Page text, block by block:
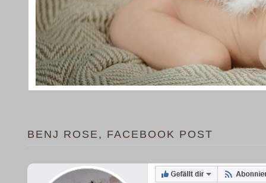
BENJ ROSE, FACEBOOK POST